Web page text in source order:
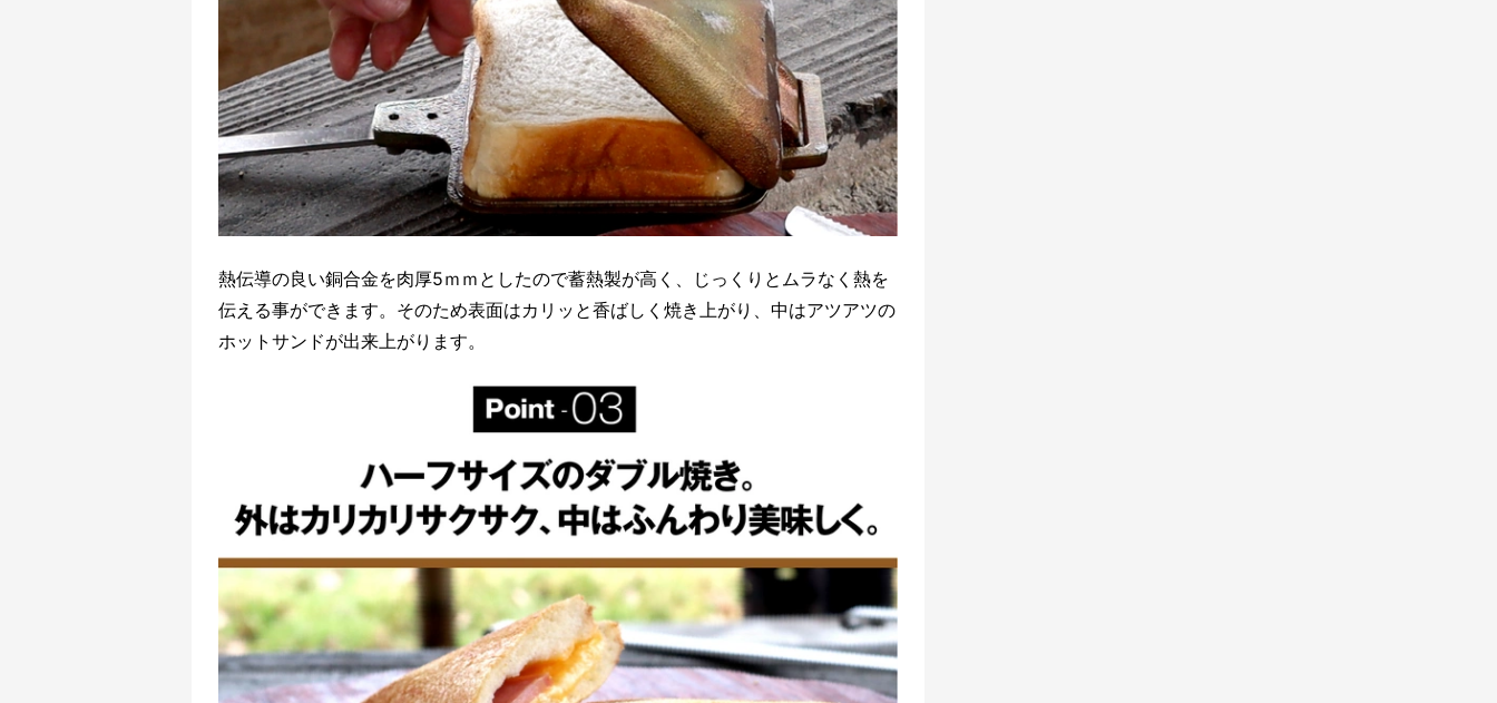
熱伝導の良い銅合金を肉厚5ｍｍとしたので蓄熱製が高く、じっくりとムラなく熱を
伝える事ができます。そのため表面はカリッと香ばしく焼き上がり、中はアツアツの
ホットサンドが出来上がります。